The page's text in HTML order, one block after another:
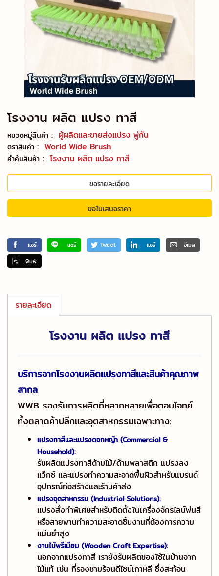
โรงงาน ผลิต แปรง ทาสี
หมวดหมู่สินค้า : ผู้ผลิตและขายส่งแปรง พู่กัน
ตราสินค้า : World Wide Brush
คำค้นสินค้า : โรงงาน ผลิต แปรง ทาสี
ขอรายละเอียด
ขอใบเสนอราคา
แชร์ แชร์ Tweet แชร์
อีเมล
พิมพ์
รายละเอียด
โรงงาน ผลิต แปรง ทาสี
บริการจากโรงงานผลิตแปรงทาสีและสินค้าคุณภาพ
สากล
WWB รองรับการผลิตที่หลากหลายเพื่อตอบโจทย์
ทั้งตลาดค้าปลีกและอุตสาหกรรมเฉพาะทาง:
แปรงทาสีและแปรงดอกหญ้า (Commercial &
Household):
รับผลิตแปรงทาสีด้ามไม้/ด้ามพลาสติก แปรงลง
แว็กซ์ และแปรงทำความสะอาดพื้นผิวสำหรับแบรนด์
อุปกรณ์ก่อสร้างและร้านค้าส่ง
แปรงอุตสาหกรรม (Industrial Solutions):
แปรงสั่งทำพิเศษสำหรับติดตั้งในเครื่องจักรไลน์พ่นสี
หรือสายพานทำความสะอาดชิ้นงานที่ต้องการความ
แม่นยำสูง
งานไม้พรีเมียม (Wooden Craft Expertise):
นอกจากแปรงทาสี เรายังรับผลิตของใช้ในบ้านจาก
ไม้แท้ เช่น ที่รองชามร้อนดีไซน์เกาหลี ซึ่งสะท้อน